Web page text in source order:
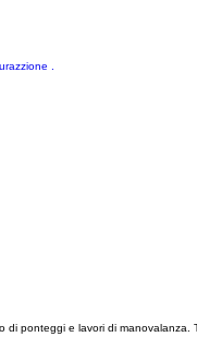
.
ponteggi e lavori di